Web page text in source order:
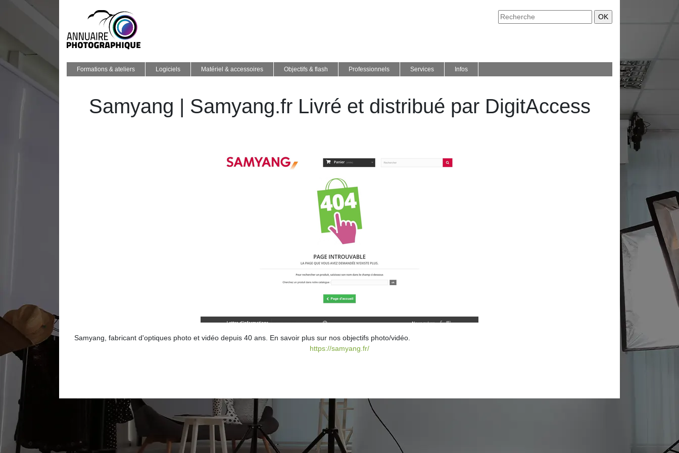
Formations & ateliers Logiciels Matériel & accessoires Objectifs & flash Professionnels Services Infos
Samyang | Samyang.fr Livré et distribué par DigitAccess
Samyang, fabricant d'optiques photo et vidéo depuis 40 ans. En savoir plus sur nos objectifs photo/vidéo.
https://samyang.fr/